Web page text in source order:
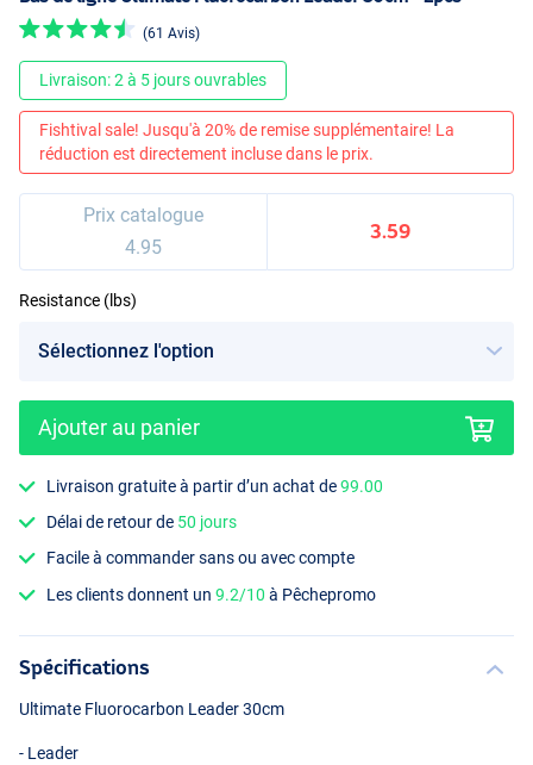
(61 Avis)
Livraison: 2 à 5 jours ouvrables
Fishtival sale! Jusqu'à 20% de remise supplémentaire! La
réduction est directement incluse dans le prix.
Prix catalogue
4.95
3.59
Resistance (lbs)
Ajouter au panier
Livraison gratuite à partir d’un achat de99.00
Délai de retour de 50 jours
Facile à commander sans ou avec compte
Les clients donnent un9.2/10 à Pêchepromo
Spécifications
Ultimate Fluorocarbon Leader 30cm
- Leader